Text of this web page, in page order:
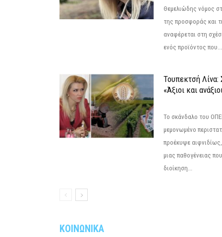
Θεμελιώδης νόμος
της προσφοράς και
αναφέρεται στη
ενός προϊόντος που...
Τουπεκτσή
«Άξιοι και
Το σκάνδαλο του
μεμονωμένο
προέκυψε
μιας παθογένειας
διοίκηση...
ΚΟΙΝΩΝΙΚΑ